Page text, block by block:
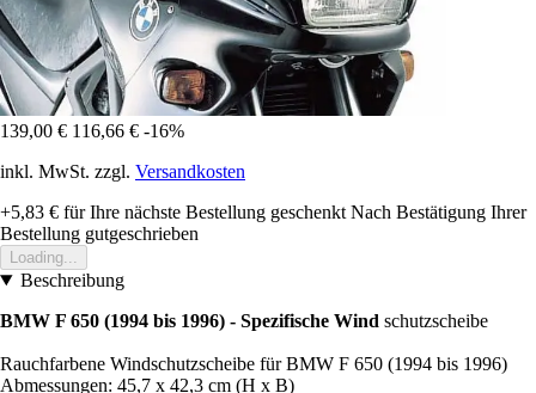
139,00 € 116,66 € -16%
inkl. MwSt. zzgl. Versandkosten
+5,83 € für Ihre nächste Bestellung geschenkt Nach Bestätigung Ihrer
Bestellung gutgeschrieben
Loading...
Beschreibung
BMW F 650 (1994 bis 1996) - Spezifische Wind schutzscheibe
Rauchfarbene Windschutzscheibe für BMW F 650 (1994 bis 1996)
Abmessungen: 45,7 x 42,3 cm (H x B)